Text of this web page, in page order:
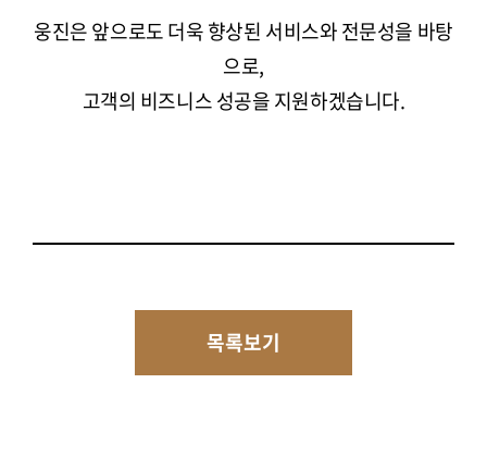
웅진은 앞으로도 더욱 향상된 서비스와 전문성을 바탕
으로,
고객의 비즈니스 성공을 지원하겠습니다.
목록보기